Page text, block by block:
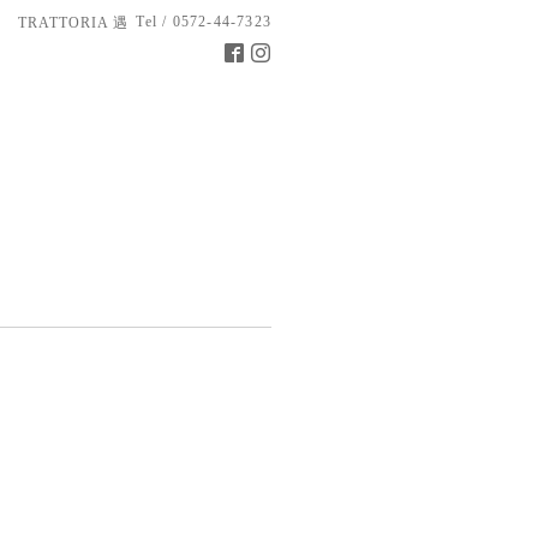
TRATTORIA 遇 Tel / 0572-44-7323